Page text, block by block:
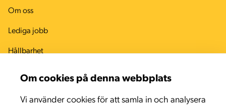
Om cookies på denna webbplats
Vi använder cookies för att samla in och analysera
Om oss
Lediga jobb
Hållbarhet